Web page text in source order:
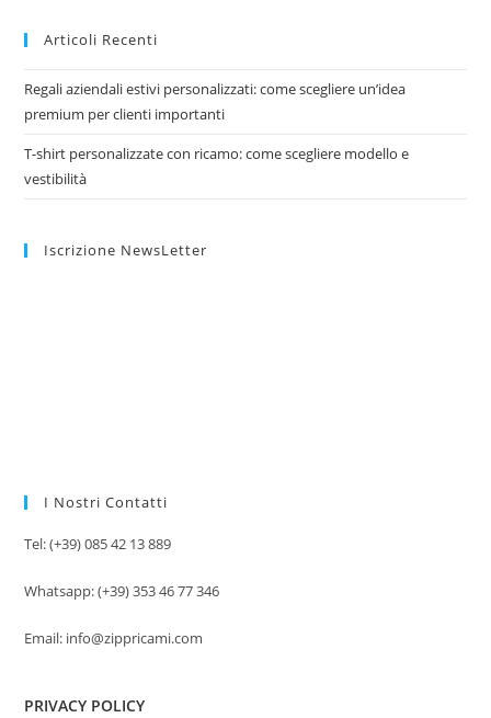
Articoli Recenti
Regali aziendali estivi personalizzati: come scegliere un’idea
premium per clienti importanti
T-shirt personalizzate con ricamo: come scegliere modello e
vestibilità
Iscrizione NewsLetter
I Nostri Contatti
Tel: (+39) 085 42 13 889
Whatsapp: (+39) 353 46 77 346
Email: info@zippricami.com
PRIVACY POLICY